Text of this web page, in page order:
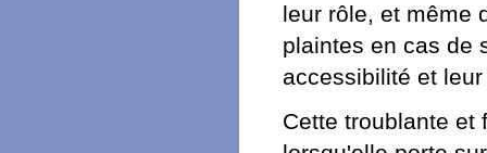
leur rôle, et même
plaintes en cas de
accessibilité et
Cette troublante et